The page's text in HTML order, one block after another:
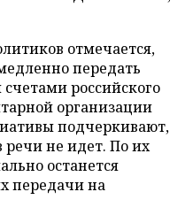
отмечается,
передать
российского
организации
подчеркивают,
речи не идет. По их
останется
передачи на